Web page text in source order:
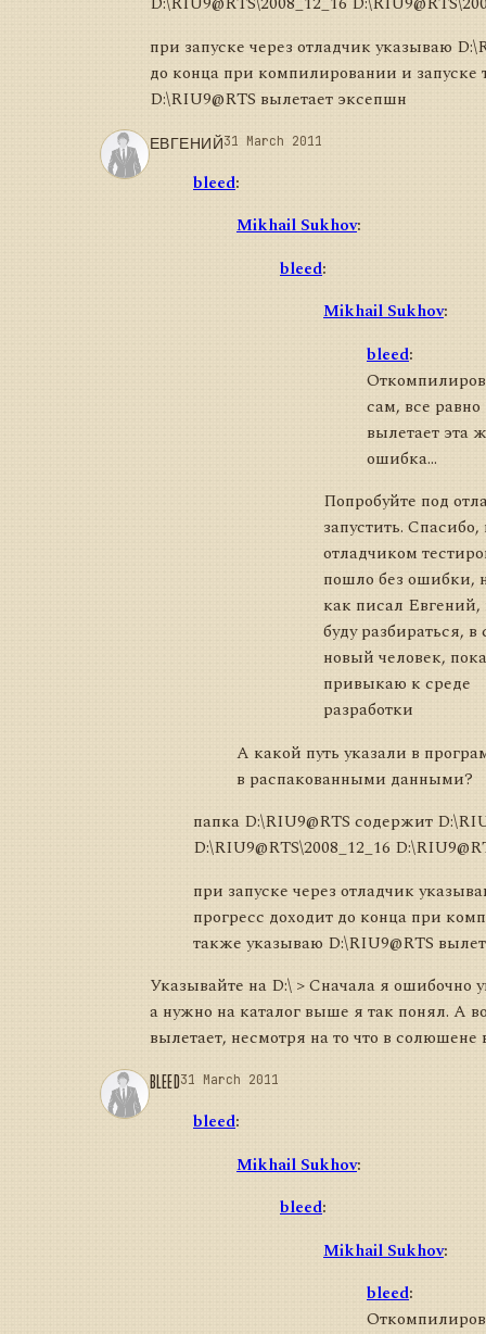
при запуске через отладчик указываю
до конца при компилировании и запуске
D:\RIU9@RTS вылетает эксепшн
ЕВГЕНИЙ31 March 2011
bleed:
Mikhail Sukhov:
bleed:
Mikhail Sukhov:
bleed:
сам, все равно
вылетает эта
ошибка...
Попробуйте под
запустить. Спасибо,
отладчиком
пошло без ошибки,
как писал Евгений,
буду разбираться, в
новый человек, пока
привыкаю к среде
разработки
А какой путь указали в
в распакованными данными?
папка D:\RIU9@RTS содержит
D:\RIU9@RTS\2008_12_16
при запуске через отладчик
прогресс доходит до конца при
также указываю D:\RIU9@RTS
Указывайте на D:\ > Сначала я ошибочно
а нужно на каталог выше я так понял. А
вылетает, несмотря на то что в солюшене
BLEED31 March 2011
bleed:
Mikhail Sukhov:
bleed:
Mikhail Sukhov:
bleed: